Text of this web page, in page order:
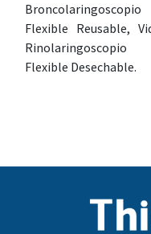
Broncolaringoscopio
Flexible Reusable,
Rinolaringoscopio
Flexible Desechable.